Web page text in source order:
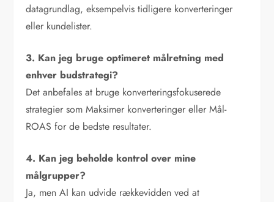
datagrundlag, eksempelvis tidligere konverteringer
eller kundelister.
3. Kan jeg bruge optimeret målretning med
enhver budstrategi?
Det anbefales at bruge konverteringsfokuserede
strategier som Maksimer konverteringer eller Mål-
ROAS for de bedste resultater.
4. Kan jeg beholde kontrol over mine
målgrupper?
Ja, men AI kan udvide rækkevidden ved at